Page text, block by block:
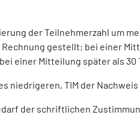
der Teilnehmerzahl um
gestellt; bei einer
einer Mitteilung später als
niedrigeren, TIM der
der schriftlichen